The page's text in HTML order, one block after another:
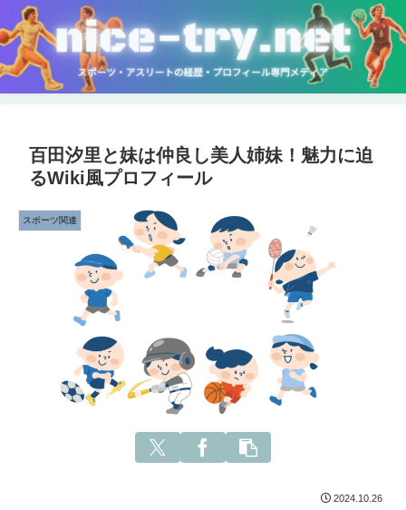
百田汐里と妹は仲良し美人姉妹！魅力に迫
るWiki風プロフィール
スポーツ関連
2024.10.26